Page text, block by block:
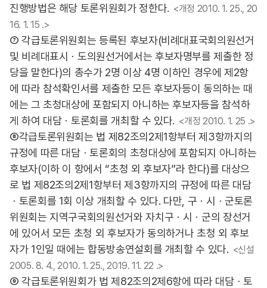
진행방법은 해당 토론위원회가 정한다. <개정 2010. 1. 25., 20
16. 1. 15 .>
⑦ 각급토론위원회는 등록된 후보자(비례대표국회의원선거
및 비례대표시ㆍ도의원선거에서는 후보자명부를 제출한 정
당을 말한다)의 총수가 2명 이상 4명 이하인 경우에 제2항
에 따라 참석확인서를 제출한 모든 후보자등이 동의하는 때
에는 그 초청대상에 포함되지 아니하는 후보자등을 참석하
게 하여 대담ㆍ토론회를 개최할 수 있다. <개정 2010. 1. 25 .>
⑧각급토론위원회는 법 제82조의2제1항부터 제3항까지의
규정에 따른 대담ㆍ토론회의 초청대상에 포함되지 아니하는
후보자(이하 이 항에서 “초청 외 후보자”라 한다)를 대상으
로 법 제82조의2제1항부터 제3항까지의 규정에 따른 대담
ㆍ토론회를 1회 이상 개최할 수 있다. 다만, 구ㆍ시ㆍ군토론
위원회는 지역구국회의원선거와 자치구ㆍ시ㆍ군의 장선거
에 있어서 모든 초청 외 후보자가 동의하거나 초청 외 후보
자가 1인일 때에는 합동방송연설회를 개최할 수 있다. <신설
2005. 8. 4., 2010. 1. 25., 2019. 11. 22 .>
⑨ 각급토론위원회가 법 제82조의2제6항에 따라 대담ㆍ토